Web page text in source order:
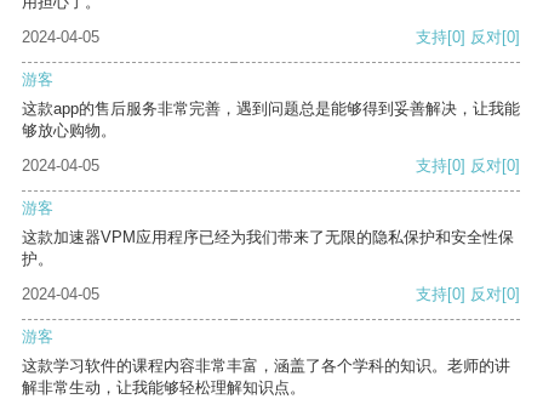
2024-04-05
支持[0] 反对[0]
游客
这款app的售后服务非常完善，遇到问题总是能够得到妥善解决，让我能
够放心购物。
2024-04-05
支持[0] 反对[0]
游客
这款加速器VPM应用程序已经为我们带来了无限的隐私保护和安全性保
护。
2024-04-05
支持[0] 反对[0]
游客
这款学习软件的课程内容非常丰富，涵盖了各个学科的知识。老师的讲
解非常生动，让我能够轻松理解知识点。